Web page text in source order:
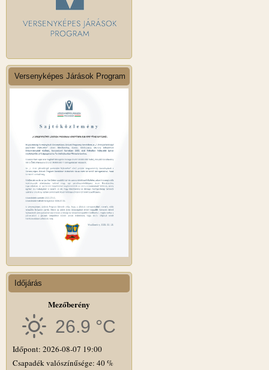
Versenyképes Járások Program
Időjárás
Mezőberény
26.9 °C
Időpont: 2026-08-07 19:00
Csapadék valószínűsége: 40 %